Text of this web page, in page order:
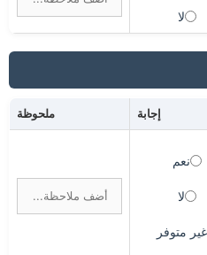
لا
إجابة
ملحوظة
نعم
لا
متوفر